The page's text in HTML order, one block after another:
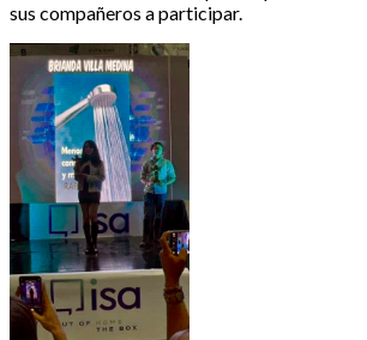
sus compañeros a participar.